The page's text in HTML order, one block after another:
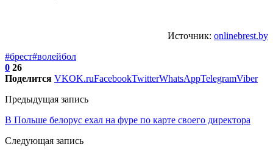
Источник: onlinebrest.by
#брест#волейбол
0 26
Поделится VKOK.ruFacebookTwitterWhatsAppTelegramViber
Предыдущая запись
В Польше белорус ехал на фуре по карте своего директора
Следующая запись